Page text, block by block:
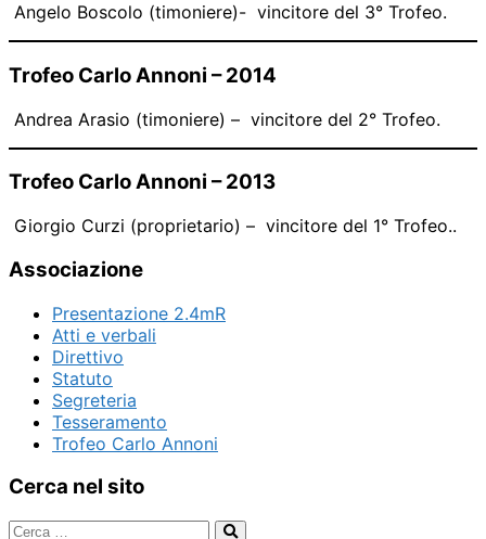
Angelo Boscolo (timoniere)- vincitore del 3° Trofeo.
Trofeo Carlo Annoni – 2014
Andrea Arasio (timoniere) – vincitore del 2° Trofeo.
Trofeo Carlo Annoni – 2013
Giorgio Curzi (proprietario) – vincitore del 1° Trofeo..
Associazione
Presentazione 2.4mR
Atti e verbali
Direttivo
Statuto
Segreteria
Tesseramento
Trofeo Carlo Annoni
Cerca nel sito